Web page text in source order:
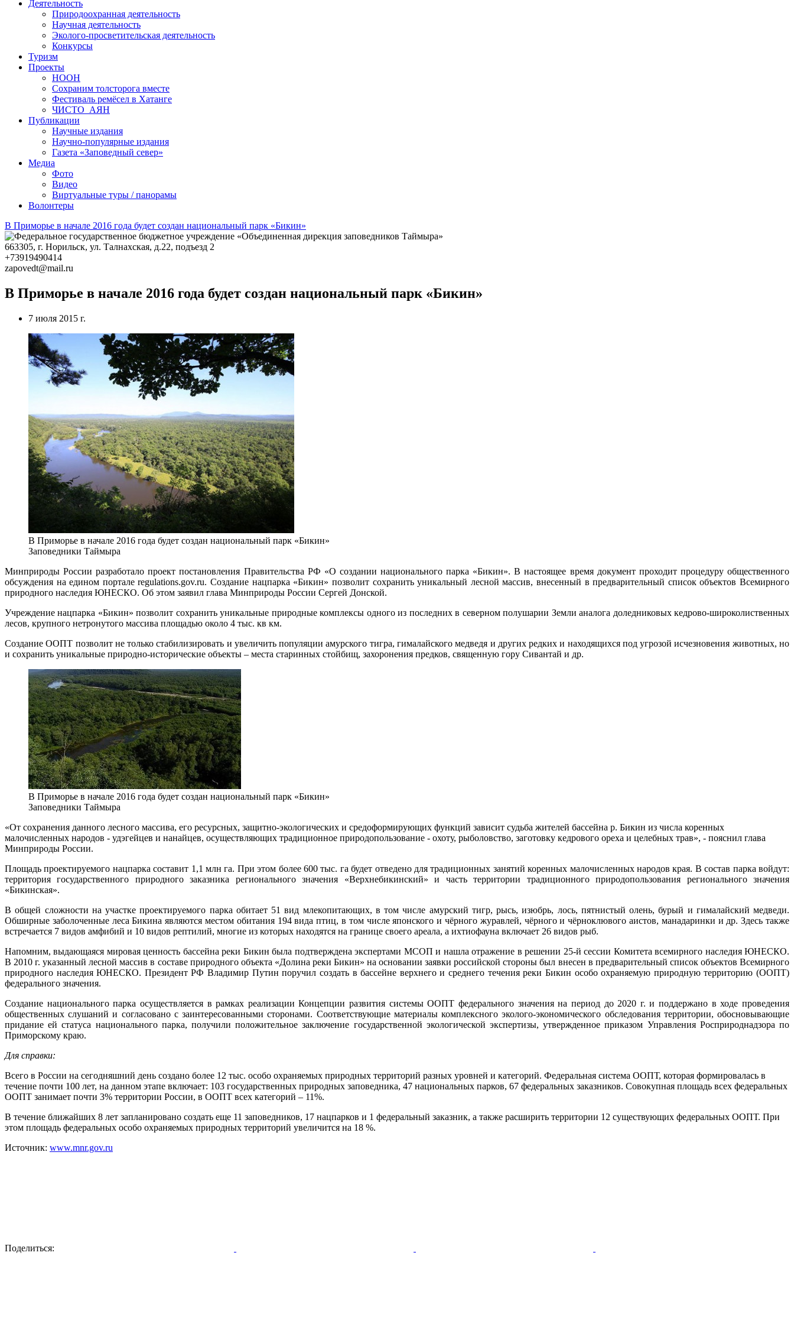
Деятельность
Природоохранная деятельность
Научная деятельность
Эколого-просветительская деятельность
Конкурсы
Туризм
Проекты
НООН
Сохраним толсторога вместе
Фестиваль ремёсел в Хатанге
ЧИСТО_АЯН
Публикации
Научные издания
Научно-популярные издания
Газета «Заповедный север»
Медиа
Фото
Видео
Виртуальные туры / панорамы
Волонтеры
В Приморье в начале 2016 года будет создан национальный парк «Бикин»
663305, г. Норильск, ул. Талнахская, д.22, подъезд 2
+73919490414
zapovedt@mail.ru
В Приморье в начале 2016 года будет создан национальный парк «Бикин»
7 июля 2015 г.
В Приморье в начале 2016 года будет создан национальный парк «Бикин»
Заповедники Таймыра
Минприроды России разработало проект постановления Правительства РФ «О создании национального парка «Бикин». В настоящее время документ проходит процедуру общественного
обсуждения на едином портале regulations.gov.ru. Создание нацпарка «Бикин» позволит сохранить уникальный лесной массив, внесенный в предварительный список объектов Всемирного
природного наследия ЮНЕСКО. Об этом заявил глава Минприроды России Сергей Донской.
Учреждение нацпарка «Бикин» позволит сохранить уникальные природные комплексы одного из последних в северном полушарии Земли аналога доледниковых кедрово-широколиственных
лесов, крупного нетронутого массива площадью около 4 тыс. кв км.
Создание ООПТ позволит не только стабилизировать и увеличить популяции амурского тигра, гималайского медведя и других редких и находящихся под угрозой исчезновения животных, но
и сохранить уникальные природно-исторические объекты – места старинных стойбищ, захоронения предков, священную гору Сивантай и др.
В Приморье в начале 2016 года будет создан национальный парк «Бикин»
Заповедники Таймыра
«От сохранения данного лесного массива, его ресурсных, защитно-экологических и средоформирующих функций зависит судьба жителей бассейна р. Бикин из числа коренных
малочисленных народов - удэгейцев и нанайцев, осуществляющих традиционное природопользование - охоту, рыболовство, заготовку кедрового ореха и целебных трав», - пояснил глава
Минприроды России.
Площадь проектируемого нацпарка составит 1,1 млн га. При этом более 600 тыс. га будет отведено для традиционных занятий коренных малочисленных народов края. В состав парка войдут:
территория государственного природного заказника регионального значения «Верхнебикинский» и часть территории традиционного природопользования регионального значения
«Бикинская».
В общей сложности на участке проектируемого парка обитает 51 вид млекопитающих, в том числе амурский тигр, рысь, изюбрь, лось, пятнистый олень, бурый и гималайский медведи.
Обширные заболоченные леса Бикина являются местом обитания 194 вида птиц, в том числе японского и чёрного журавлей, чёрного и чёрноклювого аистов, манадаринки и др. Здесь также
встречается 7 видов амфибий и 10 видов рептилий, многие из которых находятся на границе своего ареала, а ихтиофауна включает 26 видов рыб.
Напомним, выдающаяся мировая ценность бассейна реки Бикин была подтверждена экспертами МСОП и нашла отражение в решении 25-й сессии Комитета всемирного наследия ЮНЕСКО.
В 2010 г. указанный лесной массив в составе природного объекта «Долина реки Бикин» на основании заявки российской стороны был внесен в предварительный список объектов Всемирного
природного наследия ЮНЕСКО. Президент РФ Владимир Путин поручил создать в бассейне верхнего и среднего течения реки Бикин особо охраняемую природную территорию (ООПТ)
федерального значения.
Создание национального парка осуществляется в рамках реализации Концепции развития системы ООПТ федерального значения на период до 2020 г. и поддержано в ходе проведения
общественных слушаний и согласовано с заинтересованными сторонами. Соответствующие материалы комплексного эколого-экономического обследования территории, обосновывающие
придание ей статуса национального парка, получили положительное заключение государственной экологической экспертизы, утвержденное приказом Управления Росприроднадзора по
Приморскому краю.
Для справки:
Всего в России на сегодняшний день создано более 12 тыс. особо охраняемых природных территорий разных уровней и категорий. Федеральная система ООПТ, которая формировалась в
течение почти 100 лет, на данном этапе включает: 103 государственных природных заповедника, 47 национальных парков, 67 федеральных заказников. Совокупная площадь всех федеральных
ООПТ занимает почти 3% территории России, в ООПТ всех категорий – 11%.
В течение ближайших 8 лет запланировано создать еще 11 заповедников, 17 нацпарков и 1 федеральный заказник, а также расширить территории 12 существующих федеральных ООПТ. При
этом площадь федеральных особо охраняемых природных территорий увеличится на 18 %.
Источник: www.mnr.gov.ru
Поделиться: